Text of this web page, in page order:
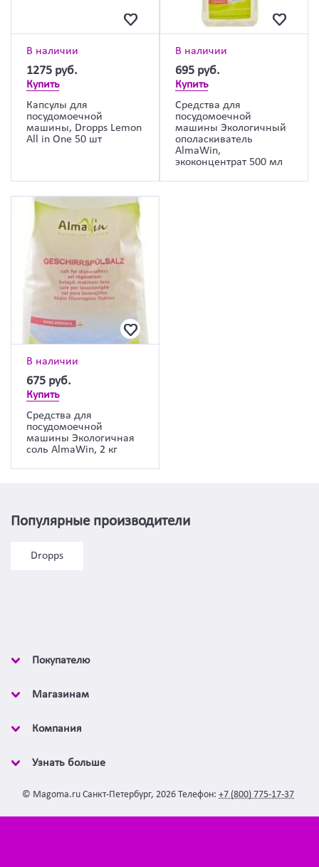
В наличии
1275 руб.
Купить
Капсулы для
посудомоечной
машины, Dropps Lemon
All in One 50 шт
В наличии
695 руб.
Купить
Средства для
посудомоечной
машины Экологичный
ополаскиватель
AlmaWin,
экоконцентрат 500 мл
В наличии
675 руб.
Купить
Средства для
посудомоечной
машины Экологичная
соль AlmaWin, 2 кг
Популярные производители
Dropps
Покупателю
Магазинам
Компания
Узнать больше
© Magoma.ru Санкт-Петербург, 2026 Телефон: +7 (800) 775-17-37